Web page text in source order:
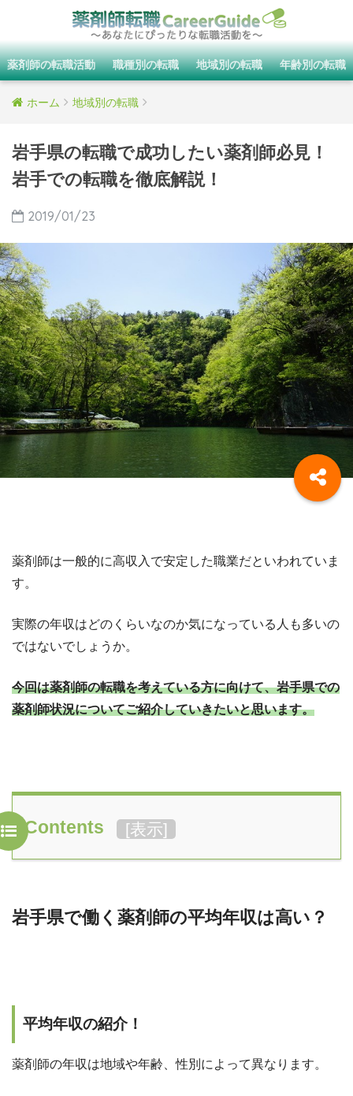
薬剤師の転職活動 職種別の転職 地域別の転職 年齢別の転職
ホーム 地域別の転職
岩手県の転職で成功したい薬剤師必見！
岩手での転職を徹底解説！
2019/01/23
薬剤師は一般的に高収入で安定した職業だといわれていま
す。
実際の年収はどのくらいなのか気になっている人も多いの
ではないでしょうか。
今回は薬剤師の転職を考えている方に向けて、岩手県での
薬剤師状況についてご紹介していきたいと思います。
Contents [表示]
岩手県で働く薬剤師の平均年収は高い？
平均年収の紹介！
薬剤師の年収は地域や年齢、性別によって異なります。